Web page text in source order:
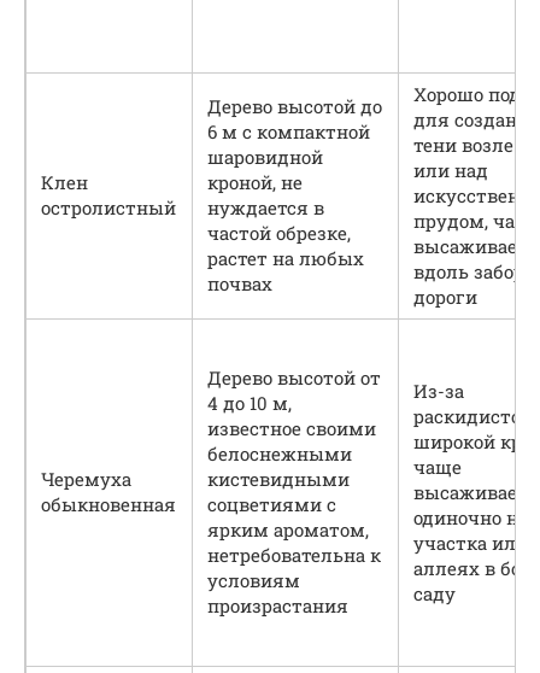
Клен
остролистный
Дерево высотой до
6 м с компактной
шаровидной
кроной, не
нуждается в
частой обрезке,
растет на любых
почвах
Хорошо
для создания
тени возле
или над
прудом,
вдоль
дороги
Черемуха
обыкновенная
Дерево высотой от
4 до 10 м,
известное своими
белоснежными
кистевидными
соцветиями с
ярким ароматом,
нетребовательна к
условиям
произрастания
Из-за
раскидистой
широкой
чаще
одиночно на
участка или
аллеях в
саду